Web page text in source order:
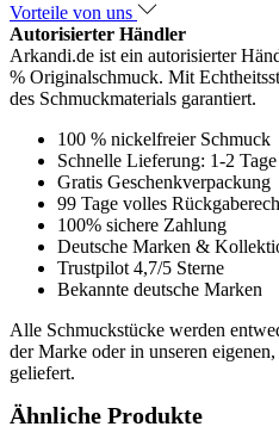
Vorteile von uns
Autorisierter Händler
Arkandi.de ist ein autorisierter
% Originalschmuck. Mit
des Schmuckmaterials garantiert.
100 % nickelfreier Schmuck
Schnelle Lieferung: 1-2 Tage
Gratis Geschenkverpackung
99 Tage volles
100% sichere Zahlung
Deutsche Marken &
Trustpilot 4,7/5 Sterne
Bekannte deutsche Marken
Alle Schmuckstücke werden
der Marke oder in unseren
geliefert.
Ähnliche Produkte